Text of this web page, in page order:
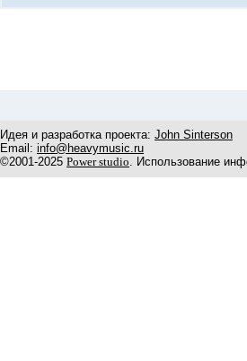
Идея и разработка проекта: John Sinterson
Email: info@heavymusic.ru
©2001-2025 Power studio. Использование